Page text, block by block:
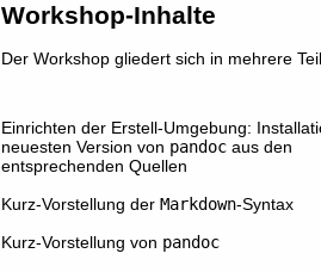
Workshop-Inhalte
Der Workshop gliedert sich in mehrere
Einrichten der Erstell-Umgebung:
neuesten Version von pandoc aus den
entsprechenden Quellen
Kurz-Vorstellung derMarkdown-Syntax
Kurz-Vorstellung von pandoc